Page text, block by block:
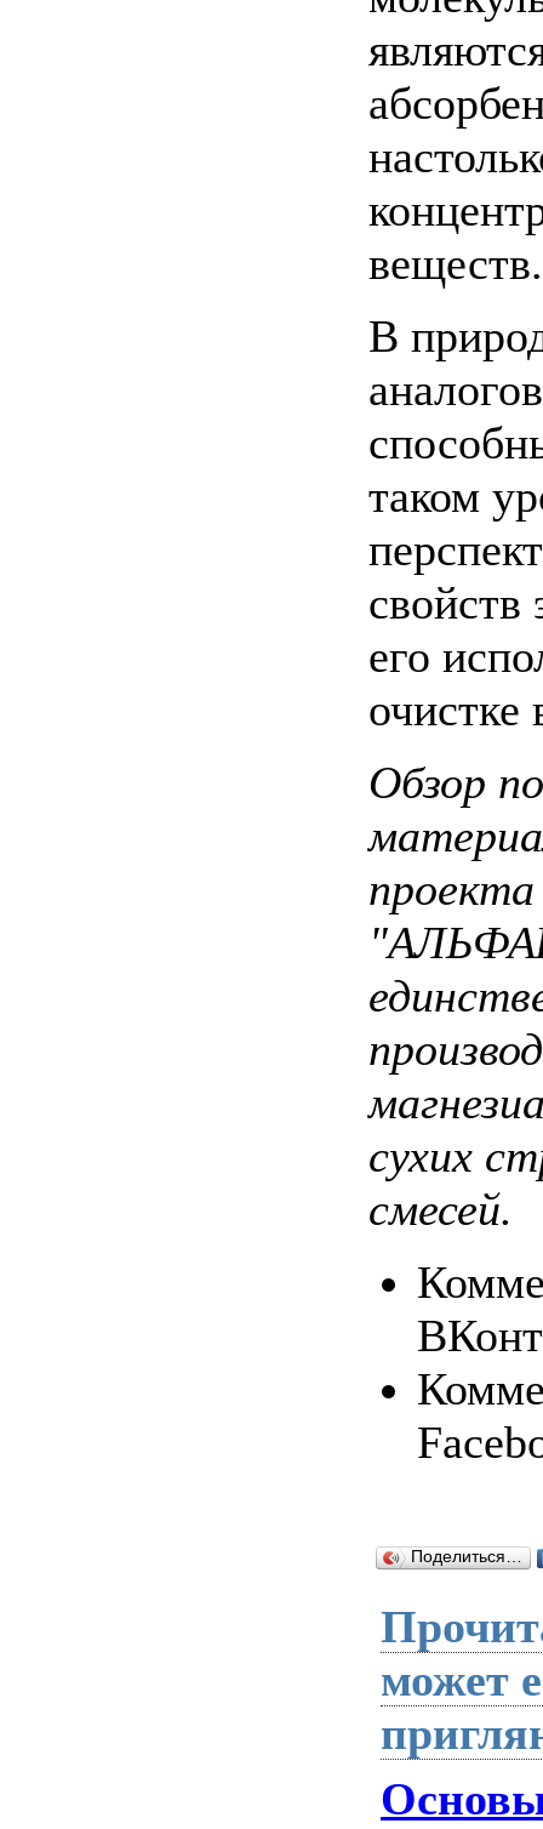
веществ.
В
таком
свойств
его
очистке
Обзор
сухих
смесей.
Поделиться…
может